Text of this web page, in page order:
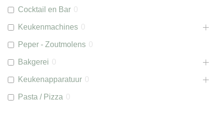
Cocktail en Bar 0
Keukenmachines 0
Peper - Zoutmolens 0
Bakgerei 0
Keukenapparatuur 0
Pasta / Pizza 0